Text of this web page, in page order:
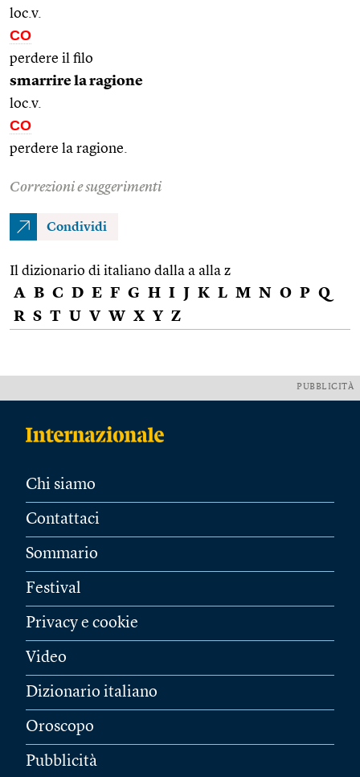
loc.v.
CO
perdere il filo
smarrire la ragione
loc.v.
CO
perdere la ragione.
Correzioni e suggerimenti
Condividi
Il dizionario di italiano dalla a alla z
A B C D E F G H I J K L M N O P Q
R S T U V W X Y Z
PUBBLICITÀ
Chi siamo
Contattaci
Sommario
Festival
Privacy e cookie
Video
Dizionario italiano
Oroscopo
Pubblicità